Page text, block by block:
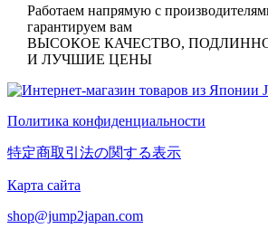
Работаем напрямую с
гарантируем вам
ВЫСОКОЕ КАЧЕСТВО,
И ЛУЧШИЕ ЦЕНЫ
Политика конфиденциальности
特定商取引法の関する表示
Карта сайта
shop@jump2japan.com